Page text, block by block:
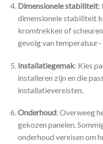
Dimensionele stabiliteit:
dimensionele stabiliteit
kromtrekken of
gevolg van
Installatiegemak: Kies
installeren zijn en die
installatievereisten.
Onderhoud: Overweeg
gekozen panelen.
onderhoud vereisen om